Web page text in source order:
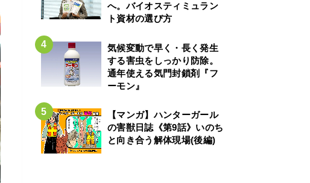
へ。バイオスティミュラン
ト資材の選び方
気候変動で早く・長く発生
する害虫をしっかり防除。
通年使える気門封鎖剤『フ
ーモン』
【マンガ】ハンターガール
の害獣日誌《第9話》いのち
と向き合う解体現場(後編)